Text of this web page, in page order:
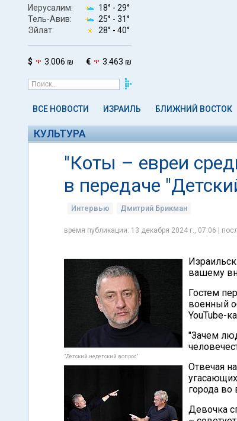
Иерусалим: 18° - 29°
Тель-Авив:
25° - 31°
Эйлат:
28° - 40°
$ 3.006 ₪ € 3.463 ₪
ВСЕ НОВОСТИ ИЗРАИЛЬ БЛИЖНИЙ ВОСТОК
КУЛЬТУРА
"Коты – евреи
в передаче
Интервью Дмитрий Брикман
время публикации: 13 декабря 2024 г., 07:06 |
"Детский недетский вопрос"
вашему
Гостем
военный
YouTube-
"Зачем
Отвечая
города во
Девочка